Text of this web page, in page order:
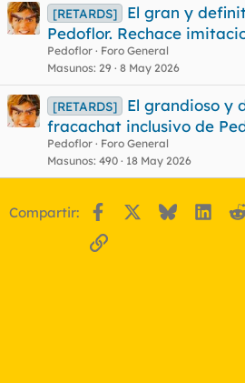
[RETARDS]
El gran y
Pedoflor. Rechace
Pedoflor
Foro General
Masunos 29 8 May 2026
[RETARDS]
El grandioso y
fracachat inclusivo de
Pedoflor
Foro General
Masunos 490 18 May 2026
Compartir: Facebook Bluesky
Enlace